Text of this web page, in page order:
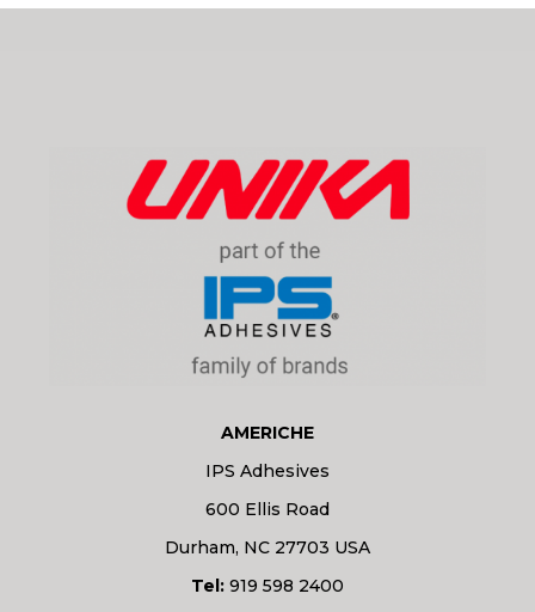
AMERICHE
IPS Adhesives
600 Ellis Road
Durham, NC 27703 USA
Tel: 919 598 2400